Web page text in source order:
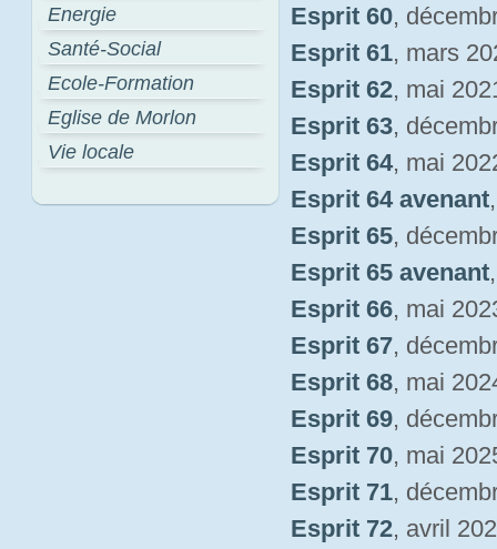
Energie
Santé-Social
Ecole-Formation
Eglise de Morlon
Vie locale
Esprit 60,
Esprit 61, mars
Esprit 62, mai
Esprit 63,
Esprit 64, mai
Esprit 64 avenant
Esprit 65,
Esprit 65 avenant
Esprit 66, mai
Esprit 67,
Esprit 68, mai
Esprit 69,
Esprit 70, mai
Esprit 71,
Esprit 72, avril